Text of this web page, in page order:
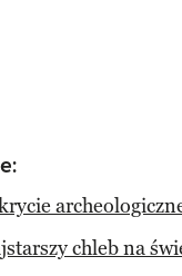
chleb na